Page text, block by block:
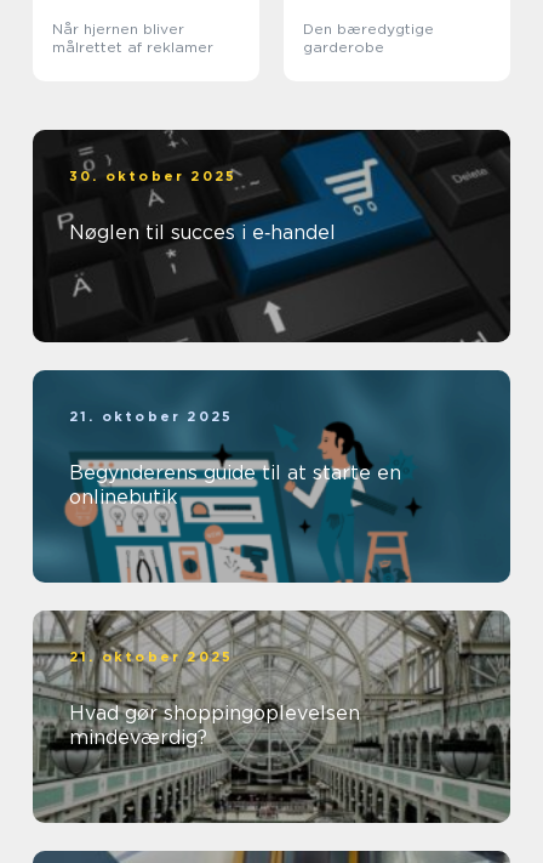
Når hjernen bliver
målrettet af reklamer
Den bæredygtige
garderobe
30. oktober 2025
Nøglen til succes i e‑handel
21. oktober 2025
Begynderens guide til at starte en
onlinebutik
21. oktober 2025
Hvad gør shoppingoplevelsen
mindeværdig?